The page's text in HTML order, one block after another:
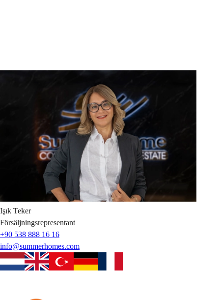
Işık Teker
Försäljningsrepresentant
+90 538 888 16 16
info@summerhomes.com